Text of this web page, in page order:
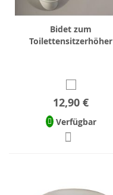
Bidet zum
Toilettensitzerhöher
12,90 €
Verfügbar